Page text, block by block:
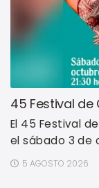
45 Festival de
El 45 Festival
el sábado 3 de
5 AGOSTO 2026